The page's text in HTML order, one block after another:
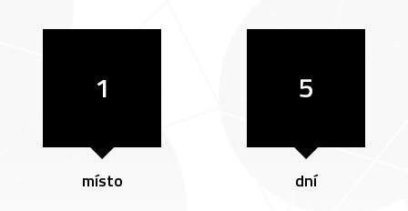
1
místo
5
dní